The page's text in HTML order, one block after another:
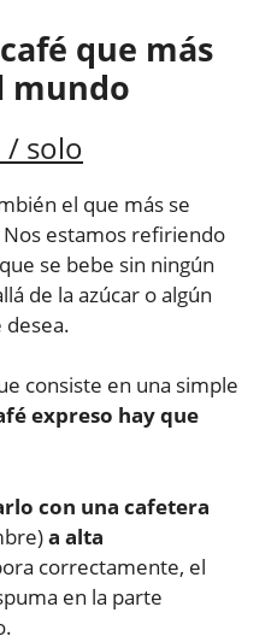
que más
mundo
/ solo
el que más se
estamos refiriendo
se bebe sin ningún
de la azúcar o algún
desea.
consiste en una simple
expreso hay que
con una cafetera
a alta
correctamente, el
en la parte